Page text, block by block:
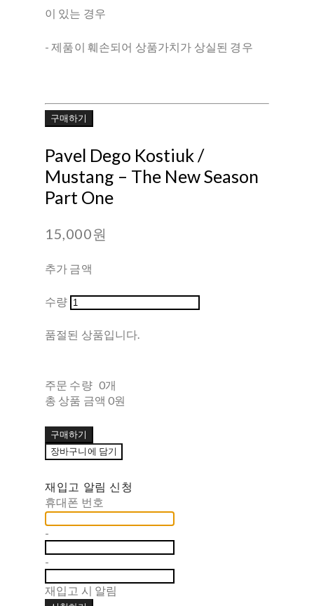
이 있는 경우
- 제품이 훼손되어 상품가치가 상실된 경우
구매하기
Pavel Dego Kostiuk /
Mustang ‎– The New Season
Part One
15,000원
추가 금액
수량
품절된 상품입니다.
주문 수량 0개
총 상품 금액 0원
구매하기
장바구니에 담기
재입고 알림 신청
휴대폰 번호
-
-
재입고 시 알림